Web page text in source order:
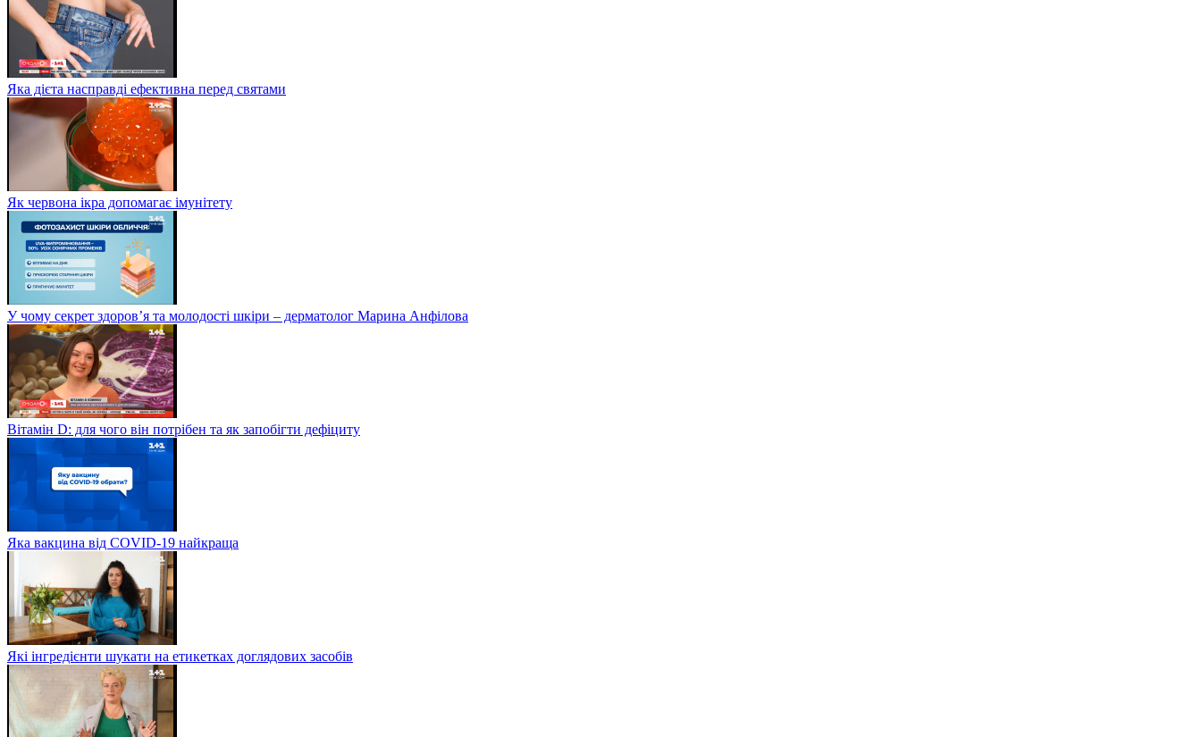
Яка дієта насправді ефективна перед святами
Як червона ікра допомагає імунітету
У чому секрет здоров’я та молодості шкіри – дерматолог Марина Анфілова
Вітамін D: для чого він потрібен та як запобігти дефіциту
Яка вакцина від СOVID-19 найкраща
Які інгредієнти шукати на етикетках доглядових засобів